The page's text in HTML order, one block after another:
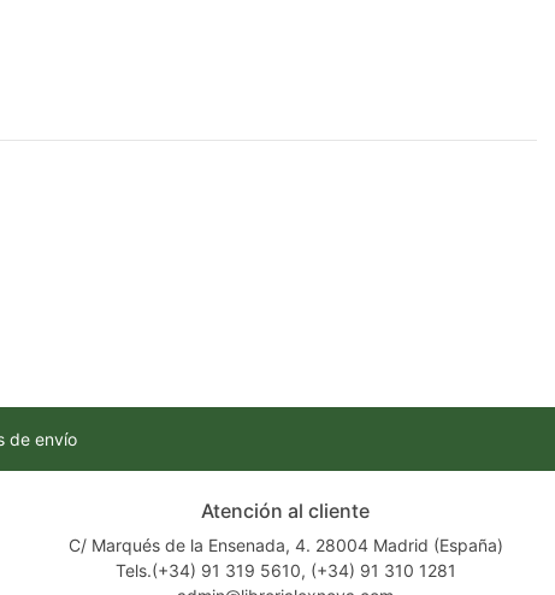
de envío
Atención al cliente
C/ Marqués de la Ensenada, 4. 28004 Madrid (España)
Tels.(+34) 91 319 5610, (+34) 91 310 1281